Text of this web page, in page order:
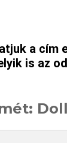
a cím
is az